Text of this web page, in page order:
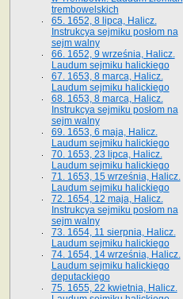
trembowelskich
65. 1652, 8 lipca, Halicz.
Instrukcya sejmiku posłom na
sejm walny
66. 1652, 9 września, Halicz.
Laudum sejmiku halickiego
67. 1653, 8 marca, Halicz.
Laudum sejmiku halickiego
68. 1653, 8 marca, Halicz.
Instrukcya sejmiku posłom na
sejm walny
69. 1653, 6 maja, Halicz.
Laudum sejmiku halickiego
70. 1653, 23 lipca, Halicz.
Laudum sejmiku halickiego
71. 1653, 15 września, Halicz.
Laudum sejmiku halickiego
72. 1654, 12 maja, Halicz.
Instrukcya sejmiku posłom na
sejm walny
73. 1654, 11 sierpnia, Halicz.
Laudum sejmiku halickiego
74. 1654, 14 września, Halicz.
Laudum sejmiku halickiego
deputackiego
75. 1655, 22 kwietnia, Halicz.